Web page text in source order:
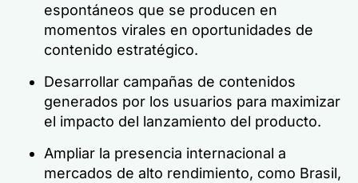
espontáneos que se producen en
momentos virales en oportunidades de
contenido estratégico.
Desarrollar campañas de contenidos
generados por los usuarios para maximizar
el impacto del lanzamiento del producto.
Ampliar la presencia internacional a
mercados de alto rendimiento, como Brasil,